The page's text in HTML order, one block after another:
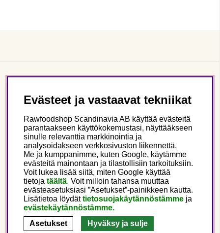
Seuraa meitä
Tämä on Rawfoodshop
Finland
Evästeet ja vastaavat tekniikat
Rawfoodshop Scandinavia AB käyttää evästeitä
parantaakseen käyttökokemustasi, näyttääkseen
sinulle relevanttia markkinointia ja
analysoidakseen verkkosivuston liikennettä.
Me ja kumppanimme, kuten Google, käytämme
evästeitä mainontaan ja tilastollisiin tarkoituksiin.
Voit lukea lisää siitä, miten Google käyttää
tietoja täältä. Voit milloin tahansa muuttaa
evästeasetuksiasi ”Asetukset”-painikkeen kautta.
Lisätietoa löydättietosuojakäytännöstämme ja
evästekäytännöstämme.
Asetukset
Hyväksy ja sulje